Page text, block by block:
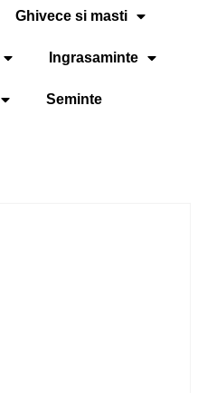
Ghivece si masti
Ingrasaminte
Seminte